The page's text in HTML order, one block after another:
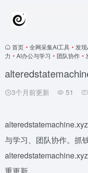
首页 • 全网采集AI工具 • 发
力 • AI办公与学习 • 团队协作 •
3个月前更新 51
与学习、团队协作。抓